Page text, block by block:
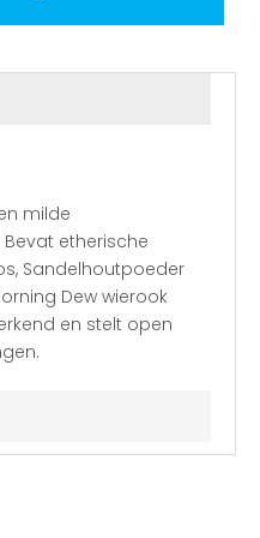
milde
etherische
Sandelhoutpoeder
Dew wierook
en stelt open